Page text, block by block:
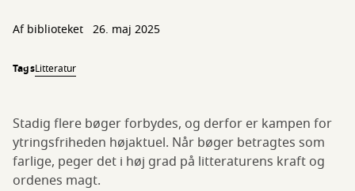
Af biblioteket 26. maj 2025
TagsLitteratur
Stadig flere bøger forbydes, og derfor er kampen for
ytringsfriheden højaktuel. Når bøger betragtes som
farlige, peger det i høj grad på litteraturens kraft og
ordenes magt.